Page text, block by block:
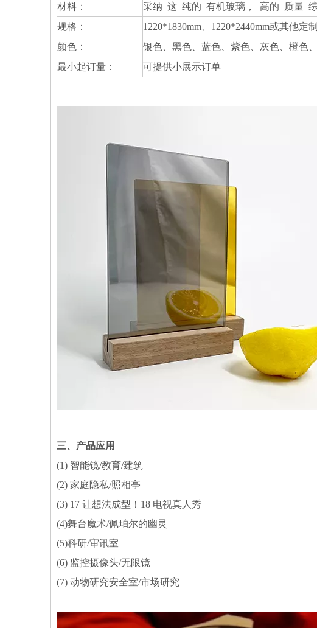
材料：
采纳 这 纯的 有机玻璃， 高的 质量
规格：
1220*1830mm、1220*2440mm或其他定
颜色：
银色、黑色、蓝色、紫色、灰色、橙色
最小起订量：
可提供小展示订单
三、产品应用
(1) 智能镜/教育/建筑
(2) 家庭隐私/照相亭
(3) 17 让想法成型！18 电视真人秀
(4)舞台魔术/佩珀尔的幽灵
(5)科研/审讯室
(6) 监控摄像头/无限镜
(7) 动物研究安全室/市场研究